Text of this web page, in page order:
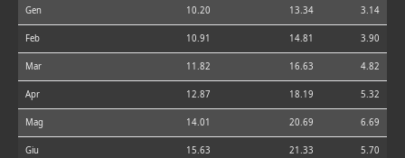
Gen 10.20 13.34 3.14
Feb 10.91 14.81 3.90
Mar 11.82 16.63 4.82
Apr 12.87 18.19 5.32
Mag 14.01 20.69 6.69
Giu 15.63 21.33 5.70